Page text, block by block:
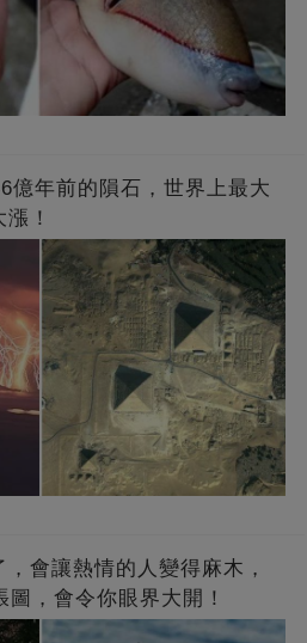
億年前的隕石，世界上最大
！
會讓熱情的人變得麻木，
，會令你眼界大開！